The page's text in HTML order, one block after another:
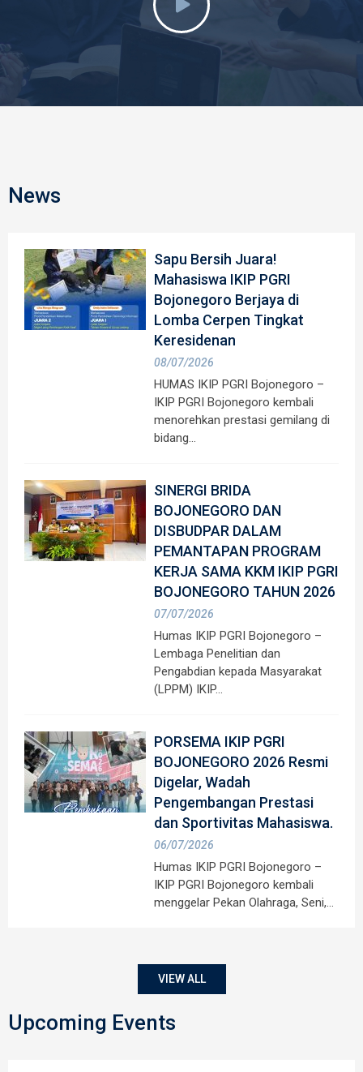
News
Sapu Bersih Juara!
Mahasiswa IKIP PGRI
Bojonegoro Berjaya di
Lomba Cerpen Tingkat
Keresidenan
08/07/2026
HUMAS IKIP PGRI Bojonegoro –
IKIP PGRI Bojonegoro kembali
menorehkan prestasi gemilang di
bidang…
SINERGI BRIDA
BOJONEGORO DAN
DISBUDPAR DALAM
PEMANTAPAN PROGRAM
KERJA SAMA KKM IKIP PGRI
BOJONEGORO TAHUN 2026
07/07/2026
Humas IKIP PGRI Bojonegoro –
Lembaga Penelitian dan
Pengabdian kepada Masyarakat
(LPPM) IKIP…
PORSEMA IKIP PGRI
BOJONEGORO 2026 Resmi
Digelar, Wadah
Pengembangan Prestasi
dan Sportivitas Mahasiswa.
06/07/2026
Humas IKIP PGRI Bojonegoro –
IKIP PGRI Bojonegoro kembali
menggelar Pekan Olahraga, Seni,…
VIEW ALL
Upcoming Events